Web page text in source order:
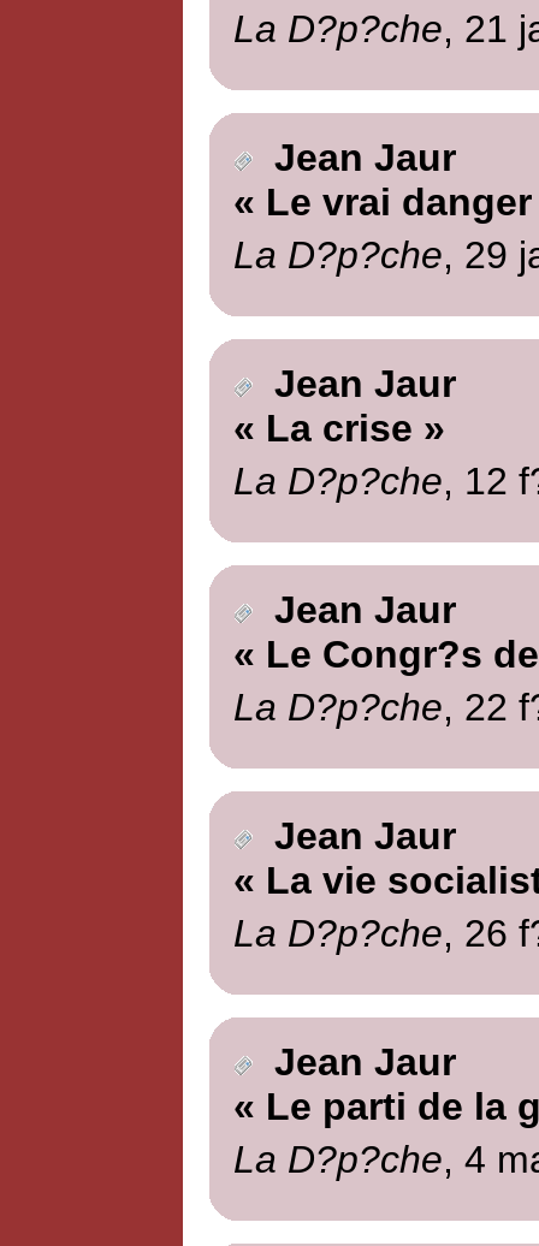
La D?p?che, 21
Jean Jaur
« Le vrai danger
La D?p?che, 29
Jean Jaur
« La crise »
La D?p?che, 12
Jean Jaur
« Le Congr?s
La D?p?che, 22
Jean Jaur
« La vie
La D?p?che, 26
Jean Jaur
« Le parti de la
La D?p?che, 4